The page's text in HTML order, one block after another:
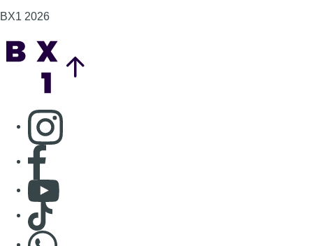
S'abonner à notre newsletter
Connaître BX1
Publicité
Offres d'emploi
Contact
Mentions légales
Politique de cookies (UE)
Gérer les cookies